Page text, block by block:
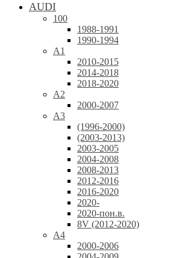
AUDI
100
1988-1991
1990-1994
A1
2010-2015
2014-2018
2018-2020
A2
2000-2007
A3
(1996-2000)
(2003-2013)
2003-2005
2004-2008
2008-2013
2012-2016
2016-2020
2020-
2020-пон.в.
8V (2012-2020)
A4
2000-2006